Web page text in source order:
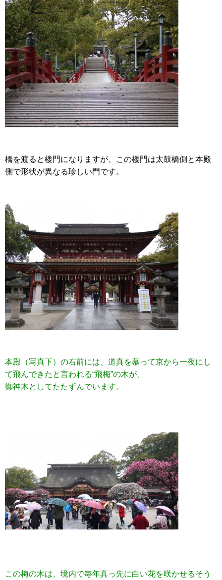
橋を渡ると楼門になりますが、この楼門は太鼓橋側と本殿
側で形状が異なる珍しい門です。
本殿（写真下）の右前には、道真を慕って京から一夜にし
て飛んできたと言われる“飛梅”の木が、
御神木としてたたずんでいます。
この梅の木は、境内で毎年真っ先に白い花を咲かせるそう